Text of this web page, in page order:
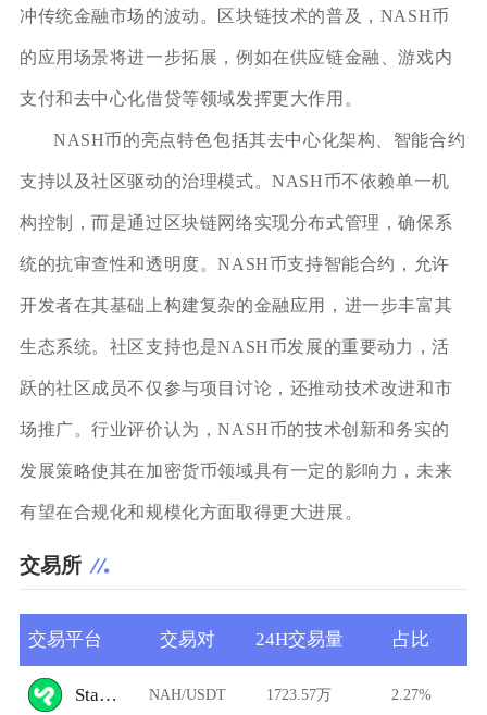
冲传统金融市场的波动。区块链技术的普及，NASH币
的应用场景将进一步拓展，例如在供应链金融、游戏内
支付和去中心化借贷等领域发挥更大作用。
NASH币的亮点特色包括其去中心化架构、智能合约
支持以及社区驱动的治理模式。NASH币不依赖单一机
构控制，而是通过区块链网络实现分布式管理，确保系
统的抗审查性和透明度。NASH币支持智能合约，允许
开发者在其基础上构建复杂的金融应用，进一步丰富其
生态系统。社区支持也是NASH币发展的重要动力，活
跃的社区成员不仅参与项目讨论，还推动技术改进和市
场推广。行业评价认为，NASH币的技术创新和务实的
发展策略使其在加密货币领域具有一定的影响力，未来
有望在合规化和规模化方面取得更大进展。
交易所
交易平台 交易对 24H交易量 占比
StarkDefi NAH/USDT 1723.57万 2.27%